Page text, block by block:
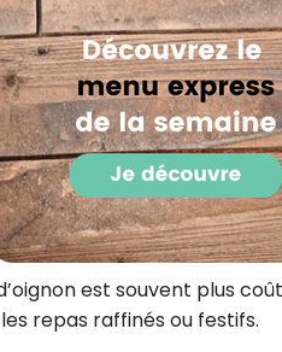
est souvent plus
repas raffinés ou festifs.